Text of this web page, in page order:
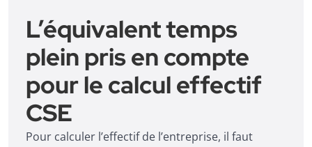
L’équivalent temps
plein pris en compte
pour le calcul effectif
CSE
Pour calculer l’effectif de l’entreprise, il faut